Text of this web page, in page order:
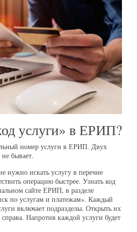
услуги» в ЕРИП?
номер услуги в ЕРИП. Двух
бывает.
нужно искать услугу в перечне
операцию быстрее. Узнать код
сайте ЕРИП, в разделе
по услугам и платежам». Каждый
включает подразделы. Открыть их
Напротив каждой услуги будет